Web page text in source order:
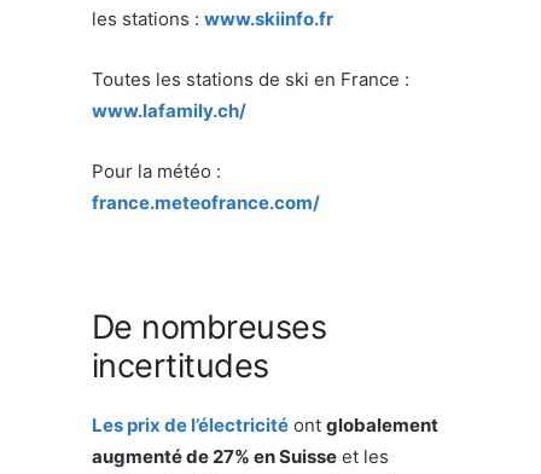
les stations : www.skiinfo.fr
Toutes les stations de ski en France :
www.lafamily.ch/
Pour la météo :
france.meteofrance.com/
De nombreuses
incertitudes
Les prix de l’électricité ont globalement
augmenté de 27% en Suisse et les